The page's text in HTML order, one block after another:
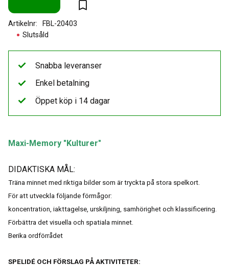
Lägg till i favoriter
Slutsåld
Artikelnr FBL-20403
Maxi-Memory "Kulturer"
DIDAKTISKA MÅL:
Träna minnet med riktiga bilder som är tryckta på stora spelkort.
För att utveckla följande förmågor:
koncentration, iakttagelse, urskiljning, samhörighet och klassificering.
Förbättra det visuella och spatiala minnet.
Berika ordförrådet
SPELIDÉ OCH FÖRSLAG PÅ AKTIVITETER:
Snabba leveranser
Enkel betalning
Öppet köp i 14 dagar